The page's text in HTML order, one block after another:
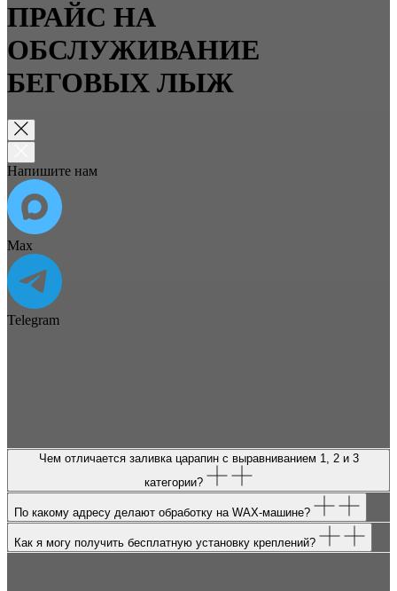
ПРАЙС НА
ОБСЛУЖИВАНИЕ
БЕГОВЫХ ЛЫЖ
Напишите нам
Max
Telegram
Чем отличается заливка царапин с выравниванием 1, 2 и 3
категории?
По какому адресу делают обработку на WAX-машине?
Как я могу получить бесплатную установку креплений?